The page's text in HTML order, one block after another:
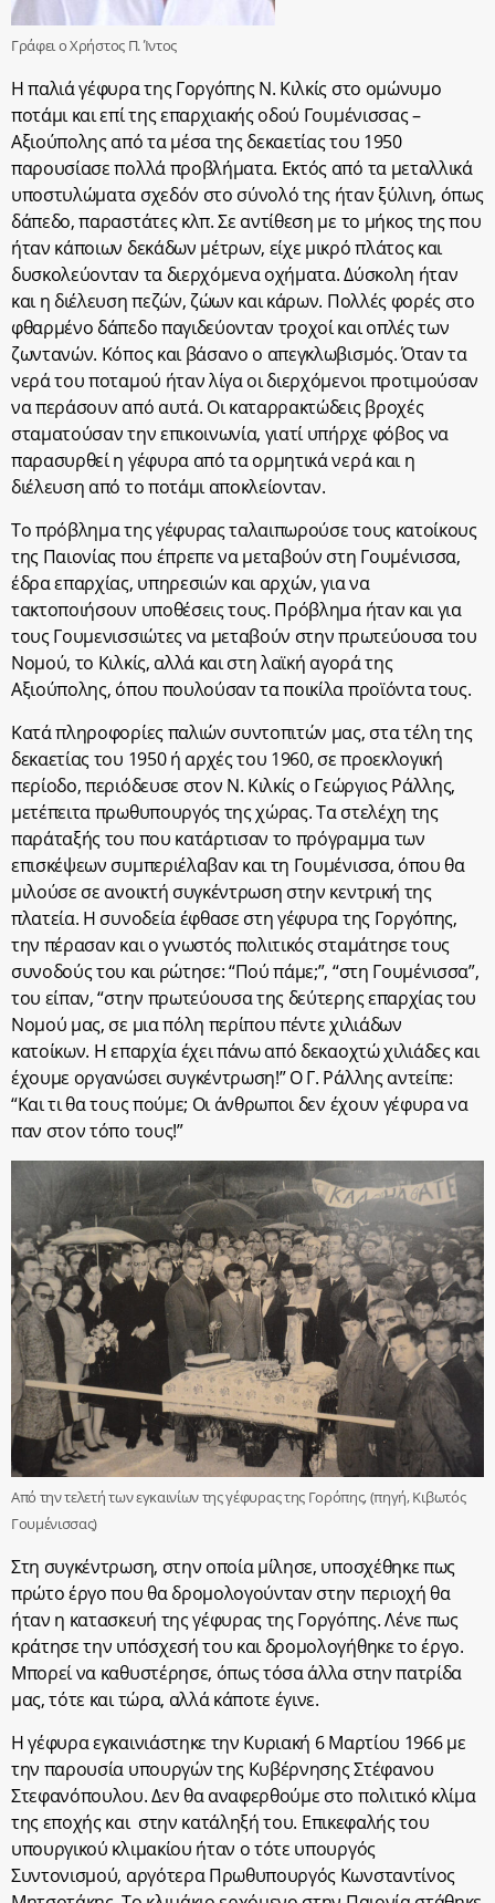
Γράφει ο Χρήστος Π. Ίντος
Η παλιά γέφυρα της Γοργόπης Ν. Κιλκίς στο ομώνυμο
ποτάμι και επί της επαρχιακής οδού Γουμένισσας –
Αξιούπολης από τα μέσα της δεκαετίας του 1950
παρουσίασε πολλά προβλήματα. Εκτός από τα μεταλλικά
υποστυλώματα σχεδόν στο σύνολό της ήταν ξύλινη, όπως
δάπεδο, παραστάτες κλπ. Σε αντίθεση με το μήκος της που
ήταν κάποιων δεκάδων μέτρων, είχε μικρό πλάτος και
δυσκολεύονταν τα διερχόμενα οχήματα. Δύσκολη ήταν
και η διέλευση πεζών, ζώων και κάρων. Πολλές φορές στο
φθαρμένο δάπεδο παγιδεύονταν τροχοί και οπλές των
ζωντανών. Κόπος και βάσανο ο απεγκλωβισμός. Όταν τα
νερά του ποταμού ήταν λίγα οι διερχόμενοι προτιμούσαν
να περάσουν από αυτά. Οι καταρρακτώδεις βροχές
σταματούσαν την επικοινωνία, γιατί υπήρχε φόβος να
παρασυρθεί η γέφυρα από τα ορμητικά νερά και η
διέλευση από το ποτάμι αποκλείονταν.
Το πρόβλημα της γέφυρας ταλαιπωρούσε τους κατοίκους
της Παιονίας που έπρεπε να μεταβούν στη Γουμένισσα,
έδρα επαρχίας, υπηρεσιών και αρχών, για να
τακτοποιήσουν υποθέσεις τους. Πρόβλημα ήταν και για
τους Γουμενισσιώτες να μεταβούν στην πρωτεύουσα του
Νομού, το Κιλκίς, αλλά και στη λαϊκή αγορά της
Αξιούπολης, όπου πουλούσαν τα ποικίλα προϊόντα τους.
Κατά πληροφορίες παλιών συντοπιτών μας, στα τέλη της
δεκαετίας του 1950 ή αρχές του 1960, σε προεκλογική
περίοδο, περιόδευσε στον Ν. Κιλκίς ο Γεώργιος Ράλλης,
μετέπειτα πρωθυπουργός της χώρας. Τα στελέχη της
παράταξής του που κατάρτισαν το πρόγραμμα των
επισκέψεων συμπεριέλαβαν και τη Γουμένισσα, όπου θα
μιλούσε σε ανοικτή συγκέντρωση στην κεντρική της
πλατεία. Η συνοδεία έφθασε στη γέφυρα της Γοργόπης,
την πέρασαν και ο γνωστός πολιτικός σταμάτησε τους
συνοδούς του και ρώτησε: “Πού πάμε;”, “στη Γουμένισσα”,
του είπαν, “στην πρωτεύουσα της δεύτερης επαρχίας του
Νομού μας, σε μια πόλη περίπου πέντε χιλιάδων
κατοίκων. Η επαρχία έχει πάνω από δεκαοχτώ χιλιάδες και
έχουμε οργανώσει συγκέντρωση!” Ο Γ. Ράλλης αντείπε:
“Και τι θα τους πούμε; Οι άνθρωποι δεν έχουν γέφυρα να
παν στον τόπο τους!”
Από την τελετή των εγκαινίων της γέφυρας της Γορόπης, (πηγή, Κιβωτός
Γουμένισσας)
Στη συγκέντρωση, στην οποία μίλησε, υποσχέθηκε πως
πρώτο έργο που θα δρομολογούνταν στην περιοχή θα
ήταν η κατασκευή της γέφυρας της Γοργόπης. Λένε πως
κράτησε την υπόσχεσή του και δρομολογήθηκε το έργο.
Μπορεί να καθυστέρησε, όπως τόσα άλλα στην πατρίδα
μας, τότε και τώρα, αλλά κάποτε έγινε.
Η γέφυρα εγκαινιάστηκε την Κυριακή 6 Μαρτίου 1966 με
την παρουσία υπουργών της Κυβέρνησης Στέφανου
Στεφανόπουλου. Δεν θα αναφερθούμε στο πολιτικό κλίμα
της εποχής και στην κατάληξή του. Επικεφαλής του
υπουργικού κλιμακίου ήταν ο τότε υπουργός
Συντονισμού, αργότερα Πρωθυπουργός Κωνσταντίνος